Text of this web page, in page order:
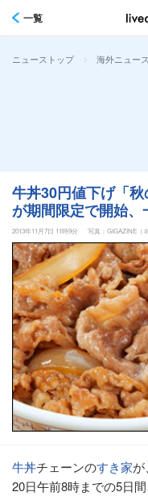
一覧
ニューストップ > 海外ニュース
牛丼30円値下げ「
が期間限定で開始
2013年11月7日 11時9分 写真：GIGAZINE（
牛丼チェーンのすき家
20日午前8時までの5日間